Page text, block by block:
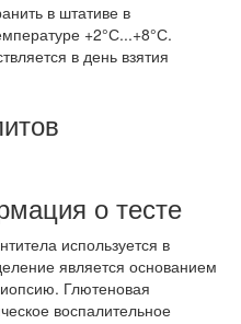
в штативе в
+2°С...+8°С.
в день взятия
о тесте
используется в
является основанием
Глютеновая
воспалительное